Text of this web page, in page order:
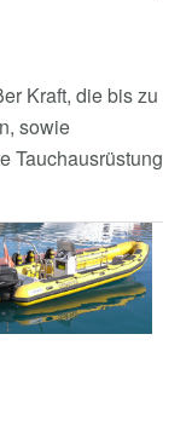
Kraft, die bis zu
sowie
Tauchausrüstung